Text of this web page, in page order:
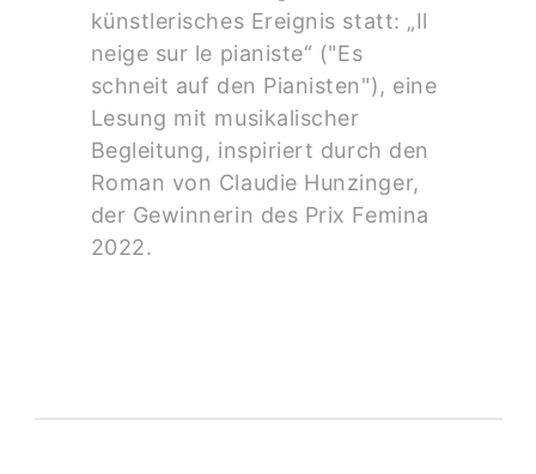
künstlerisches Ereignis statt: „Il
neige sur le pianiste“ ("Es
schneit auf den Pianisten"), eine
Lesung mit musikalischer
Begleitung, inspiriert durch den
Roman von Claudie Hunzinger,
der Gewinnerin des Prix Femina
2022.